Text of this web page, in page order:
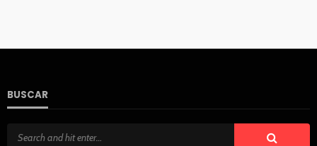
BUSCAR